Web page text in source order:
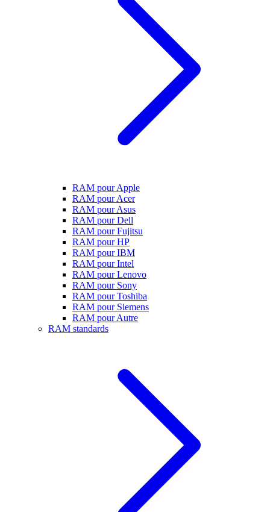
RAM pour Apple
RAM pour Acer
RAM pour Asus
RAM pour Dell
RAM pour Fujitsu
RAM pour HP
RAM pour IBM
RAM pour Intel
RAM pour Lenovo
RAM pour Sony
RAM pour Toshiba
RAM pour Siemens
RAM pour Autre
RAM standards